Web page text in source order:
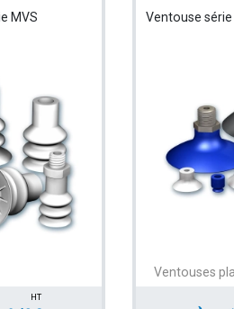
MVS
HT
Ventouse série
Ventouses